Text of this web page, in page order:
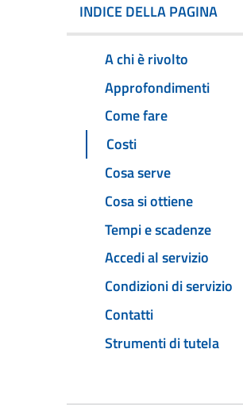
INDICE DELLA PAGINA
A chi è rivolto
Approfondimenti
Come fare
Costi
Cosa serve
Cosa si ottiene
Tempi e scadenze
Accedi al servizio
Condizioni di servizio
Contatti
Strumenti di tutela